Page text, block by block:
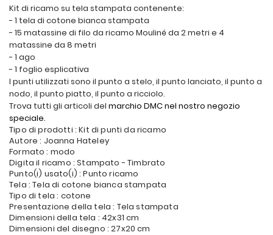
Kit di ricamo su tela stampata contenente:
- 1 tela di cotone bianca stampata
- 15 matassine di filo da ricamo Mouliné da 2 metri e 4
matassine da 8 metri
- 1 ago
- 1 foglio esplicativa
I punti utilizzati sono il punto a stelo, il punto lanciato, il punto a
nodo, il punto piatto, il punto a ricciolo.
Trova tutti gli articoli del marchio DMC nel nostro negozio
speciale.
Tipo di prodotti : Kit di punti da ricamo
Autore : Joanna Hateley
Formato : modo
Digita il ricamo : Stampato - Timbrato
Punto(i) usato(i) : Punto ricamo
Tela : Tela di cotone bianca stampata
Tipo di tela : cotone
Presentazione della tela : Tela stampata
Dimensioni della tela : 42x31 cm
Dimensioni del disegno : 27x20 cm